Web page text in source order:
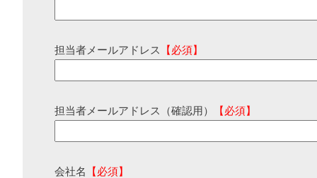
担当者メールアドレス 【必須】
担当者メールアドレス（確認用） 【必須】
会社名 【必須】